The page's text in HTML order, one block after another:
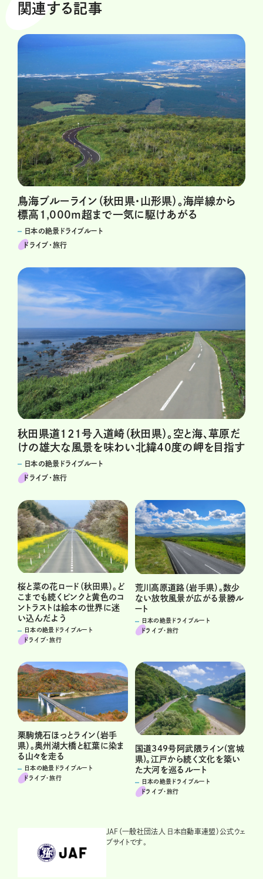
関連する記事
鳥海ブルーライン（秋田県・山形県）。海岸線から
標高1,000m超まで一気に駆けあがる
日本の絶景ドライブルート
ドライブ･旅行
秋田県道121号入道崎（秋田県）。空と海、草原だ
けの雄大な風景を味わい北緯40度の岬を目指す
日本の絶景ドライブルート
ドライブ･旅行
桜と菜の花ロード（秋田県）。ど
こまでも続くピンクと黄色のコ
ントラストは絵本の世界に迷
い込んだよう
日本の絶景ドライブルート
ドライブ･旅行
荒川高原道路（岩手県）。数少
ない放牧風景が広がる景勝ル
ート
日本の絶景ドライブルート
ドライブ･旅行
栗駒焼石ほっとライン（岩手
県）。奥州湖大橋と紅葉に染ま
る山々を走る
日本の絶景ドライブルート
ドライブ･旅行
国道349号阿武隈ライン(宮城
県)。江戸から続く文化を築い
た大河を巡るルート
日本の絶景ドライブルート
ドライブ･旅行
JAF（一般社団法人 日本自動車連盟）公式ウェ
ブサイトです。